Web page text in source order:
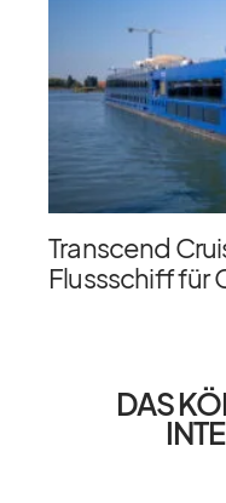
Transcend
Flussschiff für
DAS